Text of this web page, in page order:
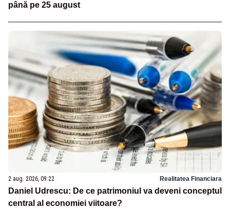
până pe 25 august
2 aug. 2026, 09:22 Realitatea Financiara
Daniel Udrescu: De ce patrimoniul va deveni conceptul
central al economiei viitoare?